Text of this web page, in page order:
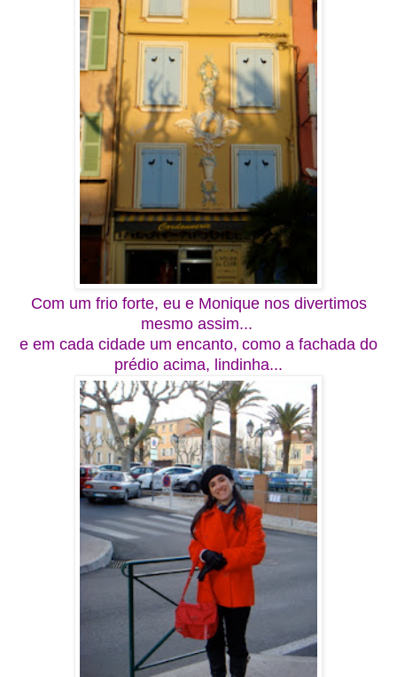
Com um frio forte, eu e Monique nos divertimos
mesmo assim...
e em cada cidade um encanto, como a fachada do
prédio acima, lindinha...